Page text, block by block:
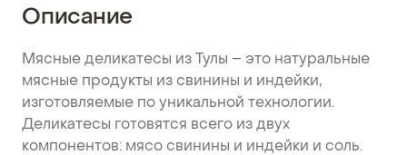
Описание
Мясные деликатесы из Тулы – это натуральные
мясные продукты из свинины и индейки,
изготовляемые по уникальной технологии.
Деликатесы готовятся всего из двух
компонентов: мясо свинины и индейки и соль.